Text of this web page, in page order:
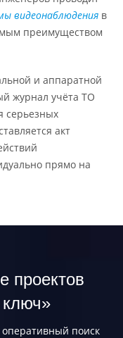
видеонаблюдения в
преимуществом
и аппаратной
журнал учёта ТО
серьезных
акт
прямо на
проектов
оперативный поиск